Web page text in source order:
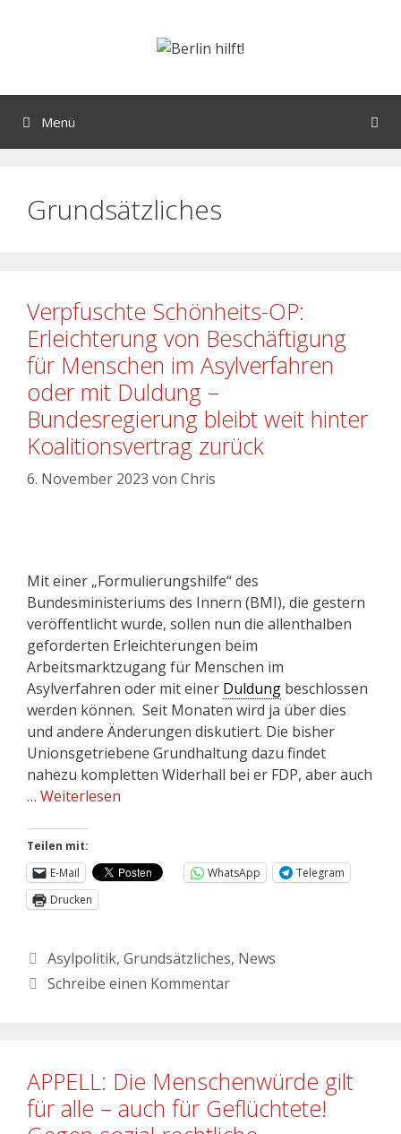
Menü
Grundsätzliches
Verpfuschte Schönheits-OP:
Erleichterung von Beschäftigung
für Menschen im Asylverfahren
oder mit Duldung –
Bundesregierung bleibt weit hinter
Koalitionsvertrag zurück
6. November 2023 von Chris
Mit einer „Formulierungshilfe“ des
Bundesministeriums des Innern (BMI), die gestern
veröffentlicht wurde, sollen nun die allenthalben
geforderten Erleichterungen beim
Arbeitsmarktzugang für Menschen im
Asylverfahren oder mit einer Duldung beschlossen
werden können. Seit Monaten wird ja über dies
und andere Änderungen diskutiert. Die bisher
Unionsgetriebene Grundhaltung dazu findet
nahezu kompletten Widerhall bei er FDP, aber auch
… Weiterlesen
Teilen mit:
E-Mail
WhatsApp
Telegram
Drucken
Asylpolitik, Grundsätzliches, News
Schreibe einen Kommentar
APPELL: Die Menschenwürde gilt
für alle – auch für Geflüchtete!